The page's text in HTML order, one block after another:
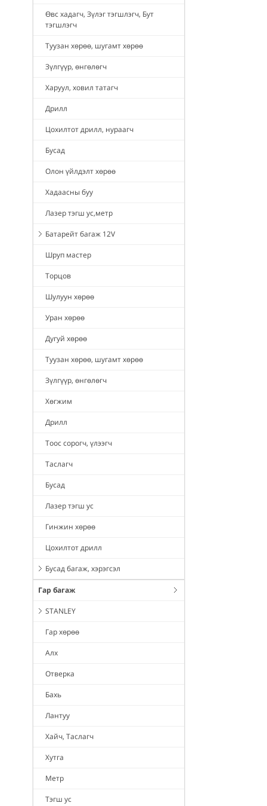
Өвс хадагч, Зүлэг тэгшлэгч, Бут
тэгшлэгч
Туузан хөрөө, шугамт хөрөө
Зүлгүүр, өнгөлөгч
Харуул, ховил татагч
Дрилл
Цохилтот дрилл, нураагч
Бусад
Олон үйлдэлт хөрөө
Хадаасны буу
Лазер тэгш ус,метр
Батарейт багаж 12V
Шруп мастер
Торцов
Шулуун хөрөө
Уран хөрөө
Дугуй хөрөө
Туузан хөрөө, шугамт хөрөө
Зүлгүүр, өнгөлөгч
Хөгжим
Дрилл
Тоос сорогч, үлээгч
Таслагч
Бусад
Лазер тэгш ус
Гинжин хөрөө
Цохилтот дрилл
Бусад багаж, хэрэгсэл
Гар багаж
STANLEY
Гар хөрөө
Алх
Отверка
Бахь
Лантуу
Хайч, Таслагч
Хутга
Метр
Тэгш ус